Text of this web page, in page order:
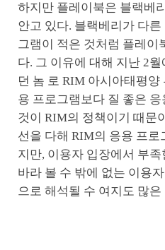
하지만 플레이북은 블랙베
안고 있다. 블랙베리가 다
그램이 적은 것처럼 플레이
다. 그 이유에 대해 지난 2
던 놈 로 RIM 아시아태평
용 프로그램보다 질 좋은
것이 RIM의 정책이기 때문
선을 다해 RIM의 응용 프로
지만, 이용자 입장에서 부
바라 볼 수 밖에 없는 이용
으로 해석될 수 여지도 많은